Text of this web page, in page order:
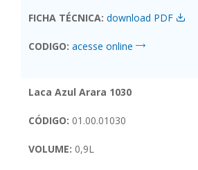
FICHA TÉCNICA: download PDF
CODIGO: acesse online
Laca Azul Arara 1030
CÓDIGO: 01.00.01030
VOLUME: 0,9L